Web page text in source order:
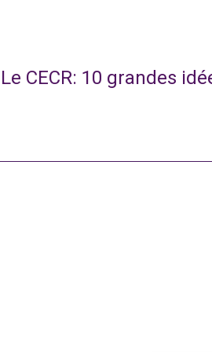
Le CECR: 10 grandes